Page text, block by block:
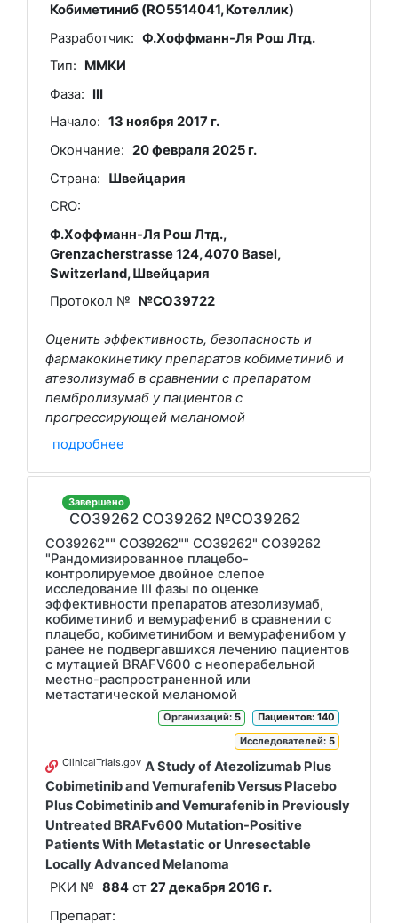
Кобиметиниб (RO5514041, Котеллик)
Разработчик: Ф.Хоффманн-Ля Рош Лтд.
Тип:
ММКИ
Фаза:
III
Начало: 13 ноября 2017 г.
Окончание: 20 февраля 2025 г.
Страна:
Швейцария
CRO:
Ф.Хоффманн-Ля Рош Лтд.,
Grenzacherstrasse 124, 4070 Basel,
Switzerland, Швейцария
Протокол №
№CO39722
Оценить эффективность, безопасность и
фармакокинетику препаратов кобиметиниб и
атезолизумаб в сравнении с препаратом
пембролизумаб у пациентов с
прогрессирующей меланомой
подробнее
Завершено
CO39262 CO39262 №CO39262
CO39262"" CO39262"" CO39262" CO39262
"Рандомизированное плацебо-
контролируемое двойное слепое
исследование III фазы по оценке
эффективности препаратов атезолизумаб,
кобиметиниб и вемурафениб в сравнении с
плацебо, кобиметинибом и вемурафенибом у
ранее не подвергавшихся лечению пациентов
с мутацией BRAFV600 с неоперабельной
местно-распространенной или
метастатической меланомой
Пациентов: 140
Организаций: 5
Исследователей: 5
ClinicalTrials.gov A Study of Atezolizumab Plus
Cobimetinib and Vemurafenib Versus Placebo
Plus Cobimetinib and Vemurafenib in Previously
Untreated BRAFv600 Mutation-Positive
Patients With Metastatic or Unresectable
Locally Advanced Melanoma
РКИ № 884 от27 декабря 2016 г.
Препарат: